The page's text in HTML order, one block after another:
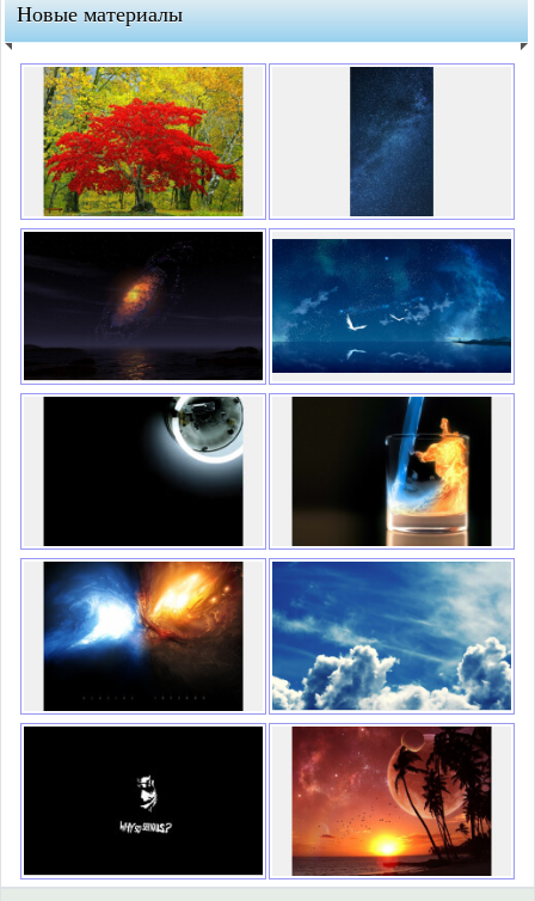
Новые материалы